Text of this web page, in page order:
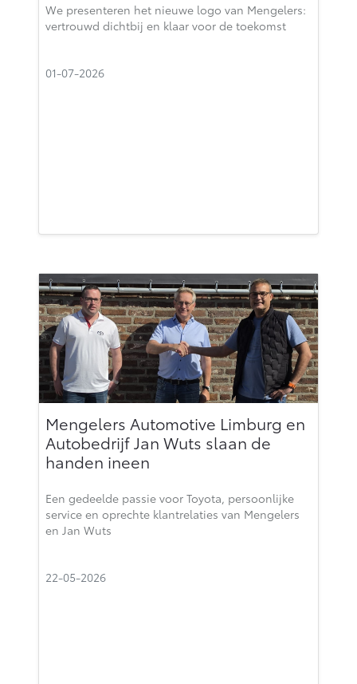
We presenteren het nieuwe logo van Mengelers:
vertrouwd dichtbij en klaar voor de toekomst
01-07-2026
Mengelers Automotive Limburg en
Autobedrijf Jan Wuts slaan de
handen ineen
Een gedeelde passie voor Toyota, persoonlijke
service en oprechte klantrelaties van Mengelers
en Jan Wuts
22-05-2026